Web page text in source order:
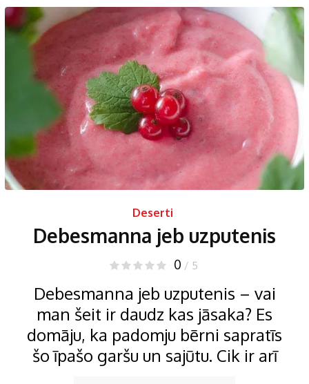
Deserti
Debesmanna jeb uzputenis
0 / 5
Debesmanna jeb uzputenis – vai
man šeit ir daudz kas jāsaka? Es
domāju, ka padomju bērni sapratīs
šo īpašo garšu un sajūtu. Cik ir arī